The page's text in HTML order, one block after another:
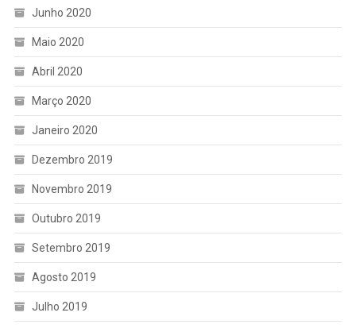
Junho 2020
Maio 2020
Abril 2020
Março 2020
Janeiro 2020
Dezembro 2019
Novembro 2019
Outubro 2019
Setembro 2019
Agosto 2019
Julho 2019